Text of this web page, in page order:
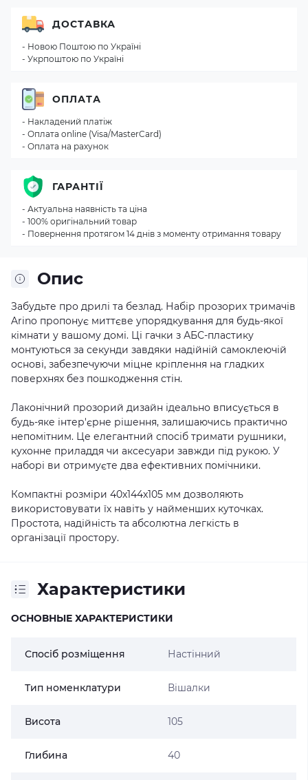
Опис
Забудьте про дрилі та безлад. Набір прозорих тримачів
Arino пропонує миттєве упорядкування для будь-якої
кімнати у вашому домі. Ці гачки з АБС-пластику
монтуються за секунди завдяки надійній самоклеючій
основі, забезпечуючи міцне кріплення на гладких
поверхнях без пошкодження стін.
Лаконічний прозорий дизайн ідеально вписується в
будь-яке інтер'єрне рішення, залишаючись практично
непомітним. Це елегантний спосіб тримати рушники,
кухонне приладдя чи аксесуари завжди під рукою. У
наборі ви отримуєте два ефективних помічники.
Компактні розміри 40x144x105 мм дозволяють
використовувати їх навіть у найменших куточках.
Простота, надійність та абсолютна легкість в
організації простору.
Характеристики
ОСНОВНЫЕ ХАРАКТЕРИСТИКИ
Спосіб розміщення Настінний
Тип номенклатури Вішалки
Висота 105
Глибина 40
ДОСТАВКА
- Новою Поштою по Україні
- Укрпоштою по Україні
ОПЛАТА
- Накладений платіж
- Оплата online (Visa/MasterCard)
- Оплата на рахунок
ГАРАНТІЇ
- Актуальна наявність та ціна
- 100% оригінальний товар
- Повернення протягом 14 днів з моменту отримання товару